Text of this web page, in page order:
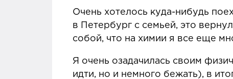
Очень хотелось куда-нибудь
в Петербург с семьей, это
собой, что на химии я все еще
Я очень озадачилась своим
идти, но и немного бежать), в